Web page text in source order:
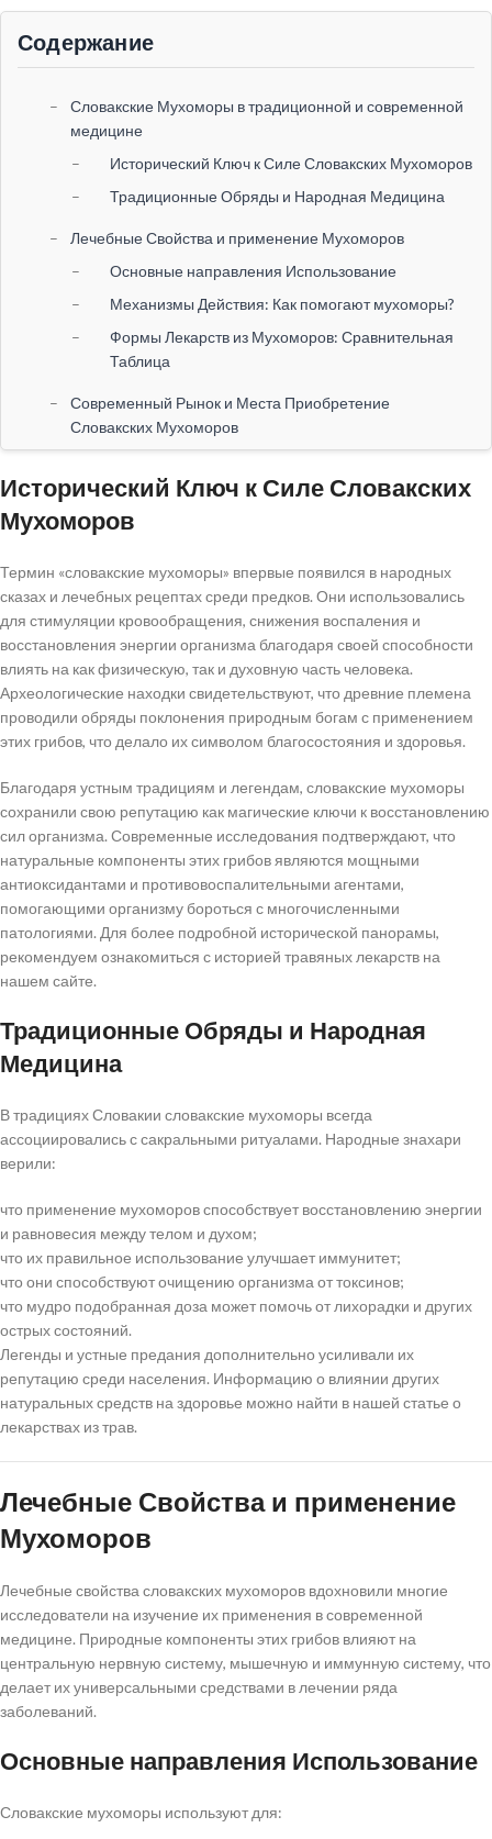
Содержание
Словакские Мухоморы в традиционной и современной
медицине
Исторический Ключ к Силе Словакских Мухоморов
Традиционные Обряды и Народная Медицина
Лечебные Свойства и применение Мухоморов
Основные направления Использование
Механизмы Действия: Как помогают мухоморы?
Формы Лекарств из Мухоморов: Сравнительная
Таблица
Современный Рынок и Места Приобретение
Словакских Мухоморов
Советы по выбору и безопасности
Современные Исследования и Перспективы
Будущее натуральных лекарств
Итоги: Здоровье в Гармонии с Природой
Исторический Ключ к Силе Словакских
Мухоморов
Термин «словакские мухоморы» впервые появился в народных
сказах и лечебных рецептах среди предков. Они использовались
для стимуляции кровообращения, снижения воспаления и
восстановления энергии организма благодаря своей способности
влиять на как физическую, так и духовную часть человека.
Археологические находки свидетельствуют, что древние племена
проводили обряды поклонения природным богам с применением
этих грибов, что делало их символом благосостояния и здоровья.
Благодаря устным традициям и легендам, словакские мухоморы
сохранили свою репутацию как магические ключи к восстановлению
сил организма. Современные исследования подтверждают, что
натуральные компоненты этих грибов являются мощными
антиоксидантами и противовоспалительными агентами,
помогающими организму бороться с многочисленными
патологиями. Для более подробной исторической панорамы,
рекомендуем ознакомиться с историей травяных лекарств на
нашем сайте.
Традиционные Обряды и Народная
Медицина
В традициях Словакии словакские мухоморы всегда
ассоциировались с сакральными ритуалами. Народные знахари
верили:
что применение мухоморов способствует восстановлению энергии
и равновесия между телом и духом;
что их правильное использование улучшает иммунитет;
что они способствуют очищению организма от токсинов;
что мудро подобранная доза может помочь от лихорадки и других
острых состояний.
Легенды и устные предания дополнительно усиливали их
репутацию среди населения. Информацию о влиянии других
натуральных средств на здоровье можно найти в нашей статье о
лекарствах из трав.
Лечебные Свойства и применение
Мухоморов
Лечебные свойства словакских мухоморов вдохновили многие
исследователи на изучение их применения в современной
медицине. Природные компоненты этих грибов влияют на
центральную нервную систему, мышечную и иммунную систему, что
делает их универсальными средствами в лечении ряда
заболеваний.
Основные направления Использование
Словакские мухоморы используют для: